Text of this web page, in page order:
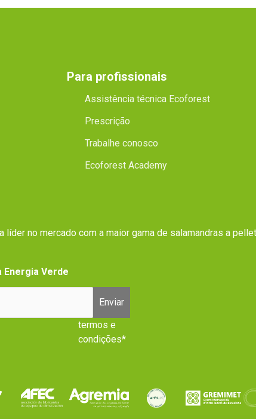
Para profissionais
Assistência técnica Ecoforest
Prescrição
Trabalhe conosco
Ecoforest Academy
líder no mercado com a maior gama de salamandras a
Energia Verde
Enviar
termos e
condições*